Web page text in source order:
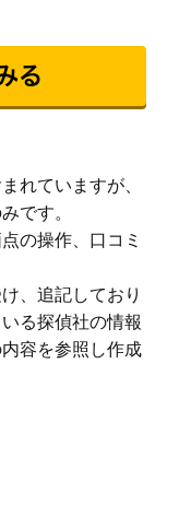
8/13
○
8/14
る
れていますが、
です。
の操作、口コミ
、追記しており
る探偵社の情報
容を参照し作成